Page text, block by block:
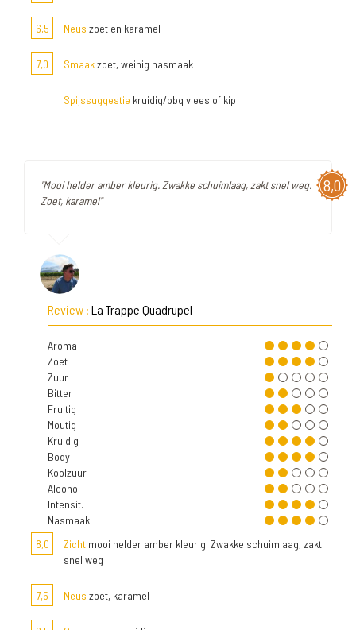
6,5 Neus zoet en karamel
7,0 Smaakzoet, weinig nasmaak
Spijssuggestie kruidig/bbq vlees of kip
8,0
"Mooi helder amber kleurig. Zwakke schuimlaag, zakt snel weg.
Zoet, karamel"
Review : La Trappe Quadrupel
Aroma
Zoet
Zuur
Bitter
Fruitig
Moutig
Kruidig
Body
Koolzuur
Alcohol
Intensit.
Nasmaak
8,0
Zicht mooi helder amber kleurig. Zwakke schuimlaag, zakt
snel weg
7,5 Neus zoet, karamel